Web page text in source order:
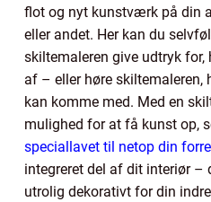
flot og nyt kunstværk på din
eller andet. Her kan du
skiltemaleren give udtryk for,
af – eller høre skiltemaleren,
kan komme med. Med en
mulighed for at få kunst op,
speciallavet til netop din
integreret del af dit interiør
utrolig dekorativt for din